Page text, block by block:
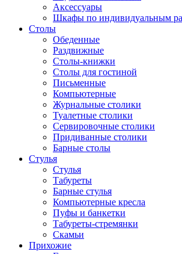
Аксессуары
Шкафы по индивидуальным
Столы
Обеденные
Раздвижные
Столы-книжки
Столы для гостиной
Письменные
Компьютерные
Журнальные столики
Туалетные столики
Сервировочные столики
Придиванные столики
Барные столы
Стулья
Стулья
Табуреты
Барные стулья
Компьютерные кресла
Пуфы и банкетки
Табуреты-стремянки
Скамьи
Прихожие